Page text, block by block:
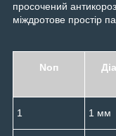
просочений
міждротове простір
Noп
1 1 мм